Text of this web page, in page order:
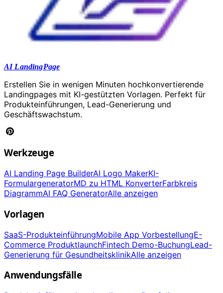
AI LandingPage
Erstellen Sie in wenigen Minuten hochkonvertierende
Landingpages mit KI-gestützten Vorlagen. Perfekt für
Produkteinführungen, Lead-Generierung und
Geschäftswachstum.
Werkzeuge
AI Landing Page BuilderAI Logo MakerKI-
FormulargeneratorMD zu HTML KonverterFarbkreis
DiagrammAI FAQ GeneratorAlle anzeigen
Vorlagen
SaaS-ProdukteinführungMobile App VorbestellungE-
Commerce ProduktlaunchFintech Demo-BuchungLead-
Generierung für GesundheitsklinikAlle anzeigen
Anwendungsfälle